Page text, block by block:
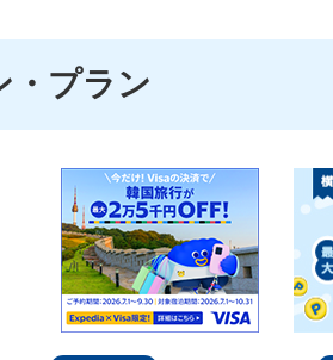
・プラン